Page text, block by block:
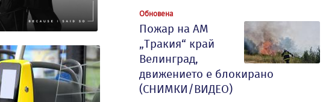
Обновена
Пожар на АМ
„Тракия“ край
Велинград,
движението е блокирано
(СНИМКИ/ВИДЕО)